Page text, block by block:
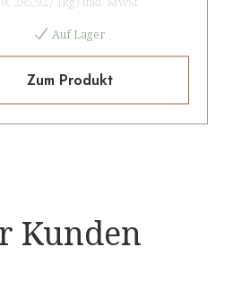
Auf Lager
Zum Produkt
Kunden